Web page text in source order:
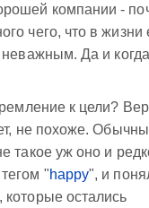
компании -
чего, что в
неважным. Да и
к цели?
не похоже.
такое уж оно и
"happy", и
которые остались